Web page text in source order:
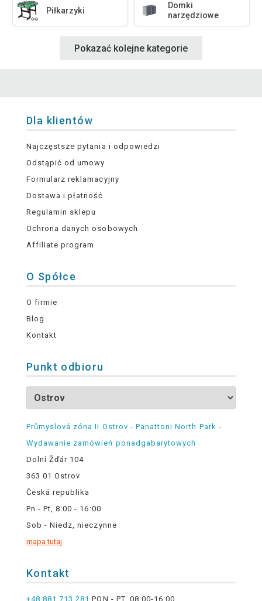
Piłkarzyki
Domki
narzędziowe
Pokazać kolejne kategorie
Dla klientów
Najczęstsze pytania i odpowiedzi
Odstąpić od umowy
Formularz reklamacyjny
Dostawa i płatność
Regulamin sklepu
Ochrona danych osobowych
Affiliate program
O Spółce
O firmie
Blog
Kontakt
Punkt odbioru
Průmyslová zóna II Ostrov - Panattoni North Park -
Wydawanie zamówień ponadgabarytowych
Dolní Žďár 104
363 01 Ostrov
Česká republika
Pn - Pt, 8:00 - 16:00
Sob - Niedz, nieczynne
mapa tutaj
Kontakt
+48 881 713 281 PON - PT, 08:00-16:00